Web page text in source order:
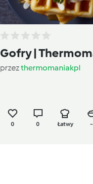
Gofry |
przezthermomaniakpl
0 0 Łatwy